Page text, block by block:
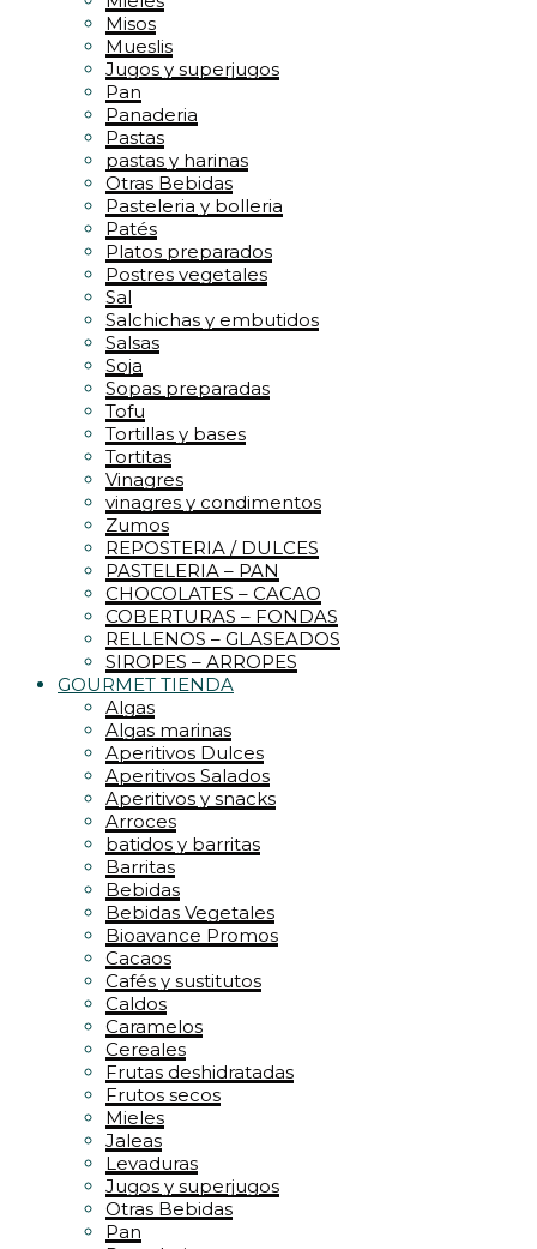
Misos
Mueslis
Jugos y superjugos
Pan
Panaderia
Pastas
pastas y harinas
Otras Bebidas
Pasteleria y bolleria
Patés
Platos preparados
Postres vegetales
Sal
Salchichas y embutidos
Salsas
Soja
Sopas preparadas
Tofu
Tortillas y bases
Tortitas
Vinagres
vinagres y condimentos
Zumos
REPOSTERIA / DULCES
PASTELERIA – PAN
CHOCOLATES – CACAO
COBERTURAS – FONDAS
RELLENOS – GLASEADOS
SIROPES – ARROPES
GOURMET TIENDA
Algas
Algas marinas
Aperitivos Dulces
Aperitivos Salados
Aperitivos y snacks
Arroces
batidos y barritas
Barritas
Bebidas
Bebidas Vegetales
Bioavance Promos
Cacaos
Cafés y sustitutos
Caldos
Caramelos
Cereales
Frutas deshidratadas
Frutos secos
Mieles
Jaleas
Levaduras
Jugos y superjugos
Otras Bebidas
Pan